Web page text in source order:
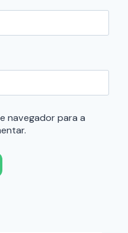
navegador para a